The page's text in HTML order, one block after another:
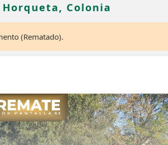
Horqueta, Colonia
(Rematado).